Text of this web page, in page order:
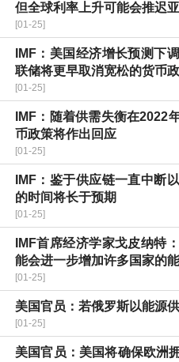
但全球利率上升可能会推迟
[01-25]
IMF：美国经济增长预测下
联储将更早取消宽松的货币
[01-25]
IMF：随着供需失衡在2022
币政策将作出回应
[01-25]
IMF：鉴于供应链一直中断
的时间将长于预期
[01-25]
IMF首席经济学家戈皮纳特
能会进一步增加许多国家的
[01-25]
美国官员：若俄罗斯以能源
[01-25]
美国官员：美国将确保欧洲